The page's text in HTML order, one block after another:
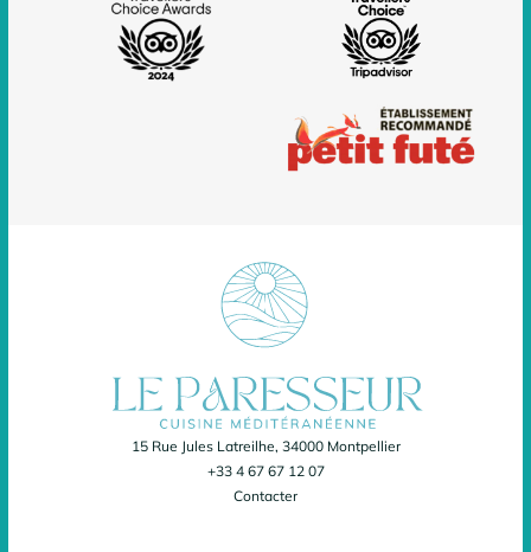
15 Rue Jules Latreilhe, 34000 Montpellier
+33 4 67 67 12 07
Contacter